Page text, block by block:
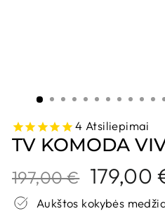
4 Atsiliepimai
TV KOMODA
Kaina
197,00 €
Nuolaidos
kaina
179,00
Aukštos kokybės